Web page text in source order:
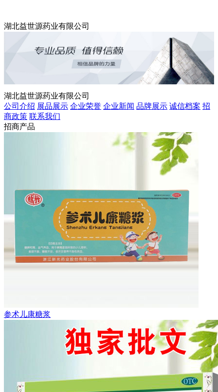
湖北益世源药业有限公司
湖北益世源药业有限公司
公司介绍 展品展示 企业荣誉 企业新闻 品牌展示 诚信档案 招
商政策 联系我们
招商产品
参术儿康糖浆